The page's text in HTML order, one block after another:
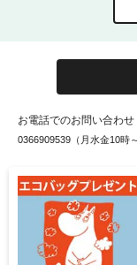
お電話でのお問い合わせ
0366909539（月水金10時
お知らせ 会社概要 利用
個人情報保護方針 個人